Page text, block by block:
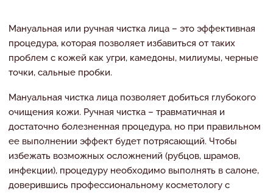
Мануальная или ручная чистка лица – это эффективная
процедура, которая позволяет избавиться от таких
проблем с кожей как угри, камедоны, милиумы, черные
точки, сальные пробки.
Мануальная чистка лица позволяет добиться глубокого
очищения кожи. Ручная чистка – травматичная и
достаточно болезненная процедура, но при правильном
ее выполнении эффект будет потрясающий. Чтобы
избежать возможных осложнений (рубцов, шрамов,
инфекции), процедуру необходимо выполнять в салоне,
доверившись профессиональному косметологу с